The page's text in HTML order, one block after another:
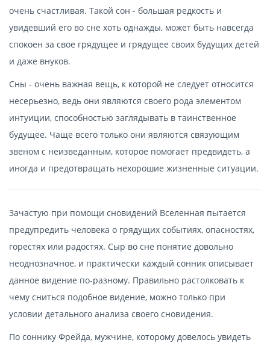
очень счастливая. Такой сон - большая редкость и
увидевший его во сне хоть однажды, может быть навсегда
спокоен за свое грядущее и грядущее своих будущих детей
и даже внуков.
Сны - очень важная вещь, к которой не следует относится
несерьезно, ведь они являются своего рода элементом
интуиции, способностью заглядывать в таинственное
будущее. Чаще всего только они являются связующим
звеном с неизведанным, которое помогает предвидеть, а
иногда и предотвращать нехорошие жизненные ситуации.
Зачастую при помощи сновидений Вселенная пытается
предупредить человека о грядущих событиях, опасностях,
горестях или радостях. Сыр во сне понятие довольно
неоднозначное, и практически каждый сонник описывает
данное видение по-разному. Правильно растолковать к
чему сниться подобное видение, можно только при
условии детального анализа своего сновидения.
По соннику Фрейда, мужчине, которому довелось увидеть